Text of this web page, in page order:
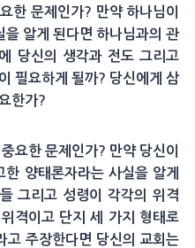
한 문제인가? 만약 하나님이
알게 된다면 하나님과의 관
당신의 생각과 전도 그리고
필요하게 될까? 당신에게 삼
한가?
요한 문제인가? 만약 당신이
양태론자라는 사실을 알게
그리고 성령이 각각의 위격
격이고 단지 세 가지 형태로
주장한다면 당신의 교회는